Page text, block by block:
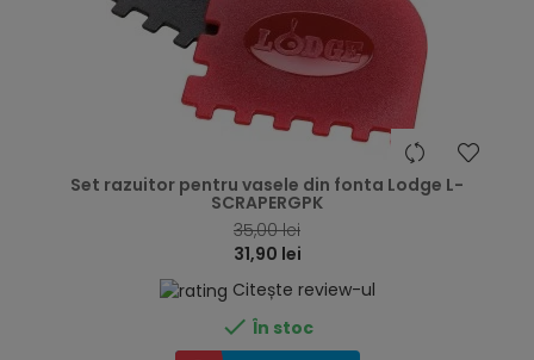
Set razuitor pentru vasele din fonta Lodge L-
SCRAPERGPK
35,00 lei
31,90 lei
Citește review-ul
 În stoc